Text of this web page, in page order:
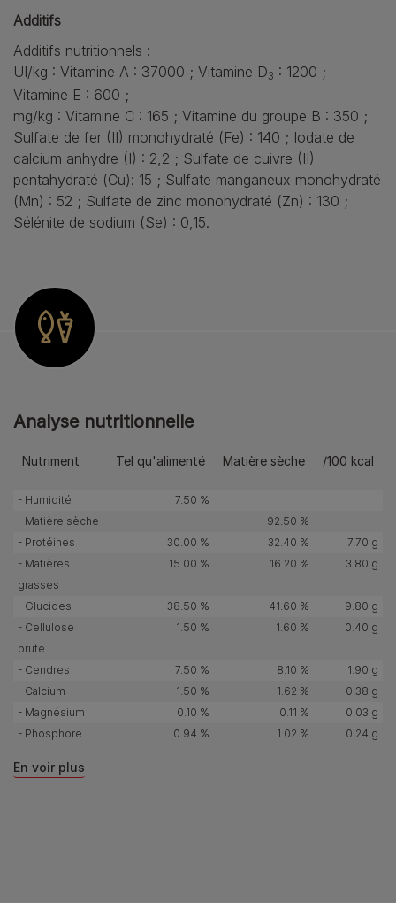
Additifs
Additifs nutritionnels :
UI/kg : Vitamine A : 37000 ; Vitamine D3 : 1200 ;
Vitamine E : 600 ;
mg/kg : Vitamine C : 165 ; Vitamine du groupe B : 350 ;
Sulfate de fer (II) monohydraté (Fe) : 140 ; Iodate de
calcium anhydre (I) : 2,2 ; Sulfate de cuivre (II)
pentahydraté (Cu): 15 ; Sulfate manganeux monohydraté
(Mn) : 52 ; Sulfate de zinc monohydraté (Zn) : 130 ;
Sélénite de sodium (Se) : 0,15.
Analyse nutritionnelle
Nutriment Tel qu'alimenté Matière sèche /100 kcal
- Humidité
7.50 %
- Matière sèche
92.50 %
- Protéines
30.00 % 32.40 %
7.70 g
- Matières
grasses
15.00 % 16.20 % 3.80 g
- Glucides 38.50 % 41.60 %
9.80 g
- Cellulose
brute
1.50 % 1.60 % 0.40 g
- Cendres 7.50 % 8.10 %
1.90 g
- Calcium
1.50 % 1.62 %
0.38 g
- Magnésium
0.10 % 0.11 %
0.03 g
- Phosphore
0.94 % 1.02 % 0.24 g
En voir plus